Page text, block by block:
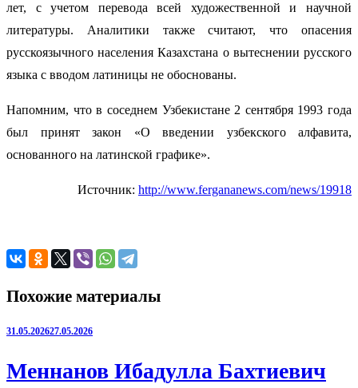
лет, с учетом перевода всей художественной и научной
литературы. Аналитики также считают, что опасения
русскоязычного населения Казахстана о вытеснении русского
языка с вводом латиницы не обоснованы.
Напомним, что в соседнем Узбекистане 2 сентября 1993 года
был принят закон «О введении узбекского алфавита,
основанного на латинской графике».
Источник: http://www.fergananews.com/news/19918
Похожие материалы
31.05.202627.05.2026
Меннанов Ибадулла Бахтиевич